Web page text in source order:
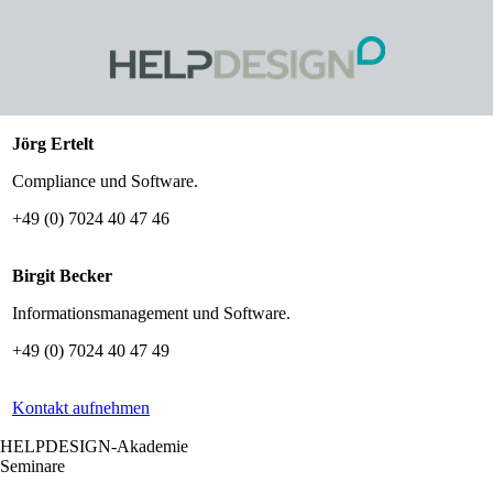
Jörg Ertelt
Compliance und Software.
+49 (0) 7024 40 47 46
Birgit Becker
Informationsmanagement und Software.
+49 (0) 7024 40 47 49
Kontakt aufnehmen
HELPDESIGN-Akademie
Seminare